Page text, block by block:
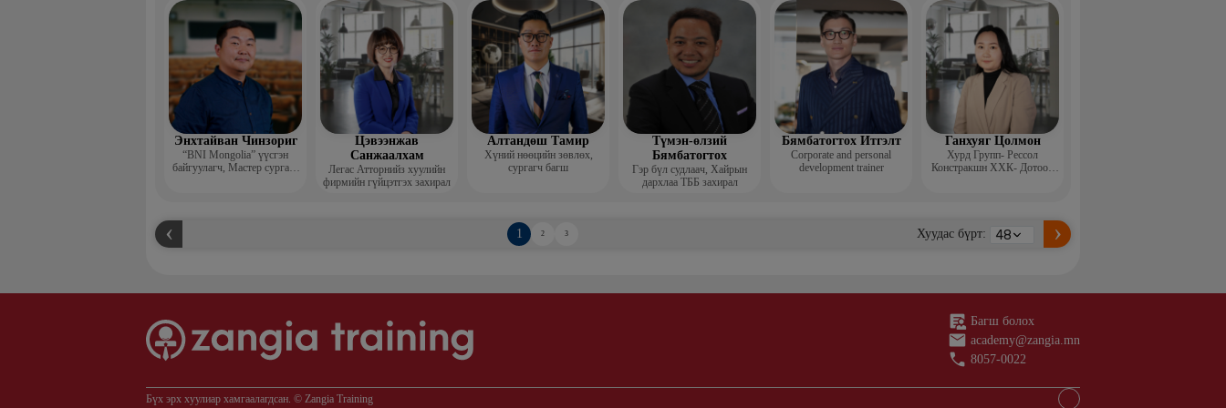
мисс, Топ модель
Энхтайван Чинзориг
“BNI Mongolia” үүсгэн
байгуулагч, Мастер сургагч
Цэвээнжав
Санжаалхам
Легас Атторнийз хуулийн
фирмийн гүйцэтгэх захирал
Алтандөш Тамир
Хүний нөөцийн зөвлөх,
сургагч багш
Түмэн-өлзий
Бямбатогтох
Гэр бүл судлаач, Хайрын
дархлаа ТББ захирал
Бямбатогтох Итгэлт
Corporate and personal
development trainer
Ганхуяг Цолмон
Хурд Групп- Рессол
Констракшн ХХК- Дотоод
1 2 3 Хуудас бүрт:
Багш болох
academy@zangia.mn
8057-0022
Бүх эрх хуулиар хамгаалагдсан. © Zangia Training